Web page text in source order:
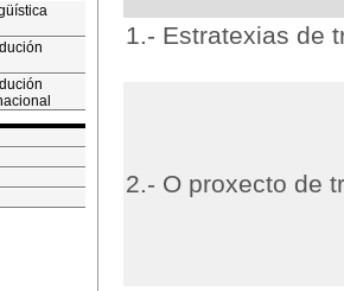
1.- Estratexias de
2.- O proxecto de